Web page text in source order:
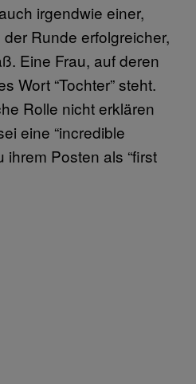
irgendwie einer,
Runde erfolgreicher,
Eine Frau, auf deren
Wort “Tochter” steht.
Rolle nicht erklären
eine “incredible
ihrem Posten als “first